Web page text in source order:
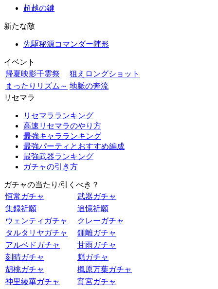
超越の鍵
新たな敵
先駆秘源コマンダー陣形
イベント
帰夏映影千霊祭
狙えロングショット
まったりリズム～ 地脈の奔流
リセマラ
リセマラランキング
高速リセマラのやり方
最強キャラランキング
最強パーティとおすすめ編成
最強武器ランキング
ガチャの引き方
ガチャの当たり/引くべき？
恒常ガチャ
武器ガチャ
集録祈願
追憶祈願
ウェンティガチャ
クレーガチャ
タルタリヤガチャ
鍾離ガチャ
アルベドガチャ
甘雨ガチャ
刻晴ガチャ
魈ガチャ
胡桃ガチャ
楓原万葉ガチャ
神里綾華ガチャ
宵宮ガチャ